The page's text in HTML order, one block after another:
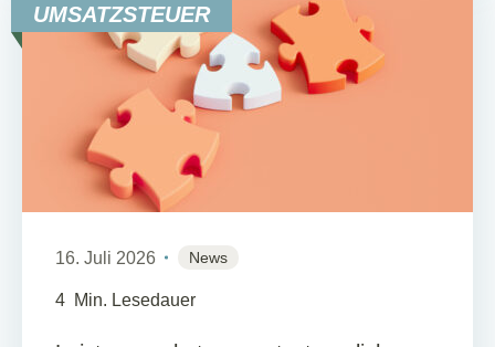
UMSATZSTEUER
16. Juli 2026 News
4 Min. Lesedauer